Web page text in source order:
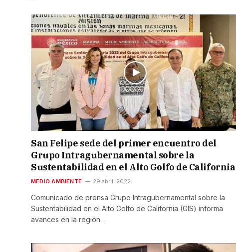
San Felipe sede del primer encuentro del
Grupo Intragubernamental sobre la
Sustentabilidad en el Alto Golfo de California
MEDIO AMBIENTE 29 abril, 2022
Comunicado de prensa Grupo Intragubernamental sobre la
Sustentabilidad en el Alto Golfo de California (GIS) informa
avances en la región…